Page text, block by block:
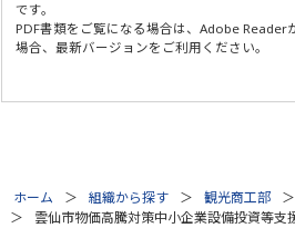
です。
PDF書類をご覧になる場合は、Adobe Reader
場合、最新バージョンをご利用ください。
ホーム 組織から探す 観光商工部
雲仙市物価高騰対策中小企業設備投資等支